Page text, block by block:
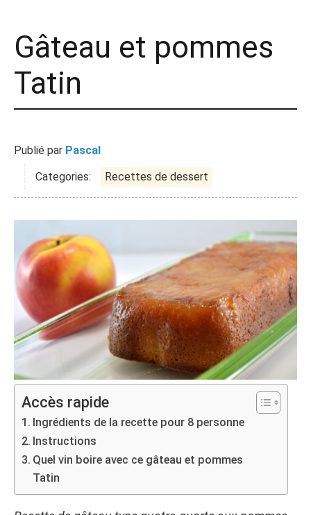
Gâteau et pommes
Tatin
Publié par Pascal
Categories:
Recettes de dessert
Accès rapide
Ingrédients de la recette pour 8 personne
Instructions
Quel vin boire avec ce gâteau et pommes
Tatin